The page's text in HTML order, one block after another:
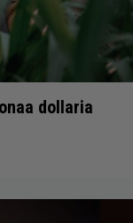
dollaria